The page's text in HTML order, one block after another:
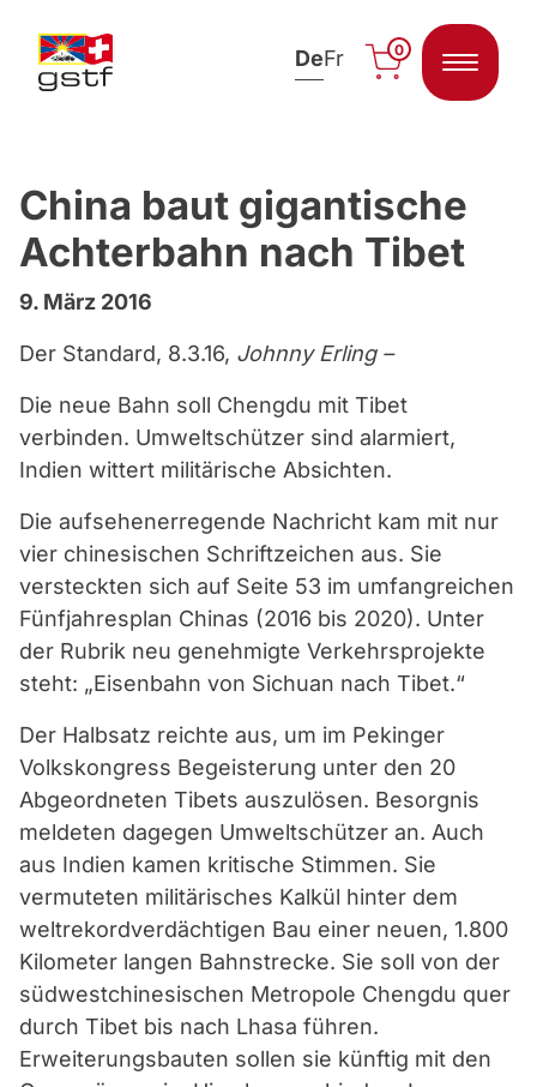
DeFr 0
China baut gigantische
Achterbahn nach Tibet
9. März 2016
Der Standard, 8.3.16, Johnny Erling –
Die neue Bahn soll Chengdu mit Tibet
verbinden. Umweltschützer sind alarmiert,
Indien wittert militärische Absichten.
Die aufsehenerregende Nachricht kam mit nur
vier chinesischen Schriftzeichen aus. Sie
versteckten sich auf Seite 53 im umfangreichen
Fünfjahresplan Chinas (2016 bis 2020). Unter
der Rubrik neu genehmigte Verkehrsprojekte
steht: „Eisenbahn von Sichuan nach Tibet.“
Der Halbsatz reichte aus, um im Pekinger
Volkskongress Begeisterung unter den 20
Abgeordneten Tibets auszulösen. Besorgnis
meldeten dagegen Umweltschützer an. Auch
aus Indien kamen kritische Stimmen. Sie
vermuteten militärisches Kalkül hinter dem
weltrekordverdächtigen Bau einer neuen, 1.800
Kilometer langen Bahnstrecke. Sie soll von der
südwestchinesischen Metropole Chengdu quer
durch Tibet bis nach Lhasa führen.
Erweiterungsbauten sollen sie künftig mit den